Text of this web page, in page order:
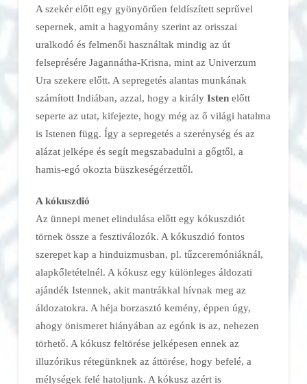
A szekér előtt egy gyönyörűen feldíszített seprűvel
sepernek, amit a hagyomány szerint az orisszai
uralkodó és felmenői használtak mindig az út
felseprésére Jagannátha-Krisna, mint az Univerzum
Ura szekere előtt. A sepregetés alantas munkának
számított Indiában, azzal, hogy a király Istenelőtt
seperte az utat, kifejezte, hogy még az ő világi hatalma
is Istenen függ. Így a sepregetés a szerénység és az
alázat jelképe és segít megszabadulni a gőgtől, a
hamis-egó okozta büszkeségérzettől.
A kókuszdió
Az ünnepi menet elindulása előtt egy kókuszdiót
törnek össze a fesztiválozók. A kókuszdió fontos
szerepet kap a hinduizmusban, pl. tűzceremóniáknál,
alapkőletételnél. A kókusz egy különleges áldozati
ajándék Istennek, akit mantrákkal hívnak meg az
áldozatokra. A héja borzasztó kemény, éppen úgy,
ahogy önismeret hiányában az egónk is az, nehezen
törhető. A kókusz feltörése jelképesen ennek az
illuzórikus rétegünknek az áttörése, hogy befelé, a
mélységek felé hatoljunk. A kókusz azért is